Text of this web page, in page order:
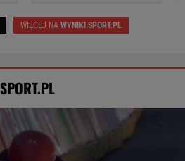
WIĘCEJ NAWYNIKI.SPORT.PL
SPORT.PL